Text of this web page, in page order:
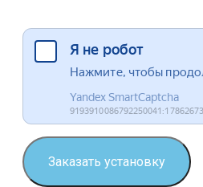
Заказать установку